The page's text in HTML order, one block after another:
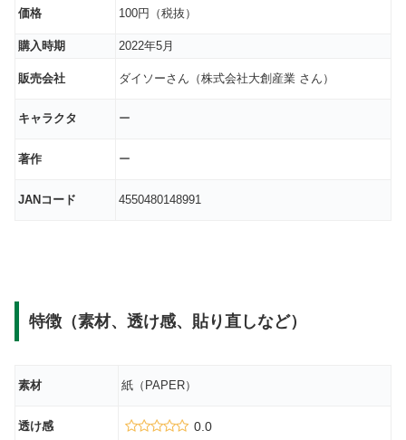
価格 100円（税抜）
購入時期 2022年5月
販売会社 ダイソーさん（株式会社大創産業 さん）
キャラクタ ー
著作 ー
JANコード 4550480148991
特徴（素材、透け感、貼り直しなど）
素材 紙（PAPER）
透け感 0.0